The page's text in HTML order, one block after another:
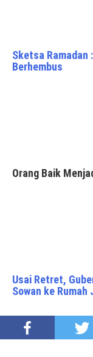
Sketsa Ramadan
Berhembus
Orang Baik
Usai Retret,
Sowan ke Rumah